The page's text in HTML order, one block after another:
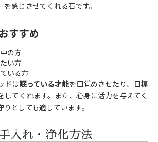
感じさせてくれる石です。
すすめ
の方
い方
いる方
ドは眠っている才能を目覚めさせたり、目標
してくれます。また、心身に活力を与えてく
としても適しています。
入れ・浄化方法